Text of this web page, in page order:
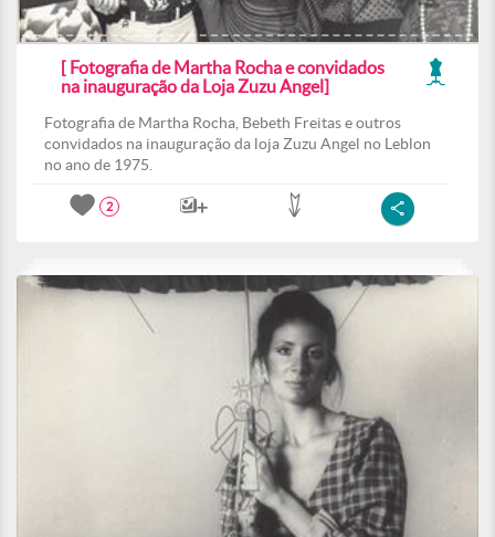
[ Fotografia de Martha Rocha e convidados
na inauguração da Loja Zuzu Angel]
Fotografia de Martha Rocha, Bebeth Freitas e outros
convidados na inauguração da loja Zuzu Angel no Leblon
no ano de 1975.
2